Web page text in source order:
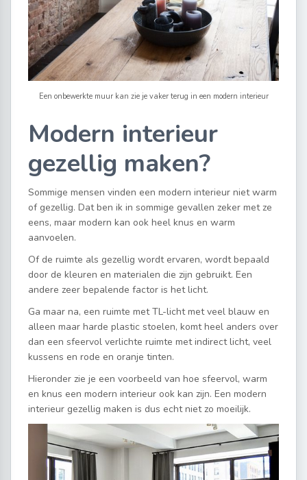
Een onbewerkte muur kan zie je vaker terug in een modern interieur
Modern interieur
gezellig maken?
Sommige mensen vinden een modern interieur niet warm
of gezellig. Dat ben ik in sommige gevallen zeker met ze
eens, maar modern kan ook heel knus en warm
aanvoelen.
Of de ruimte als gezellig wordt ervaren, wordt bepaald
door de kleuren en materialen die zijn gebruikt. Een
andere zeer bepalende factor is het licht.
Ga maar na, een ruimte met TL-licht met veel blauw en
alleen maar harde plastic stoelen, komt heel anders over
dan een sfeervol verlichte ruimte met indirect licht, veel
kussens en rode en oranje tinten.
Hieronder zie je een voorbeeld van hoe sfeervol, warm
en knus een modern interieur ook kan zijn. Een modern
interieur gezellig maken is dus echt niet zo moeilijk.